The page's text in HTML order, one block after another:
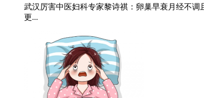
武汉厉害中医妇科专家黎诗祺：卵巢早衰月经不
更...